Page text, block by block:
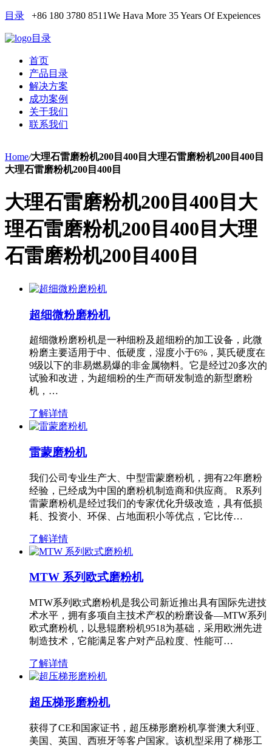
目录 +86 180 3780 8511We Hava More 35 Years Of Expeiences
目录
首页
产品目录
解决方案
成功案例
关于我们
联系我们
Home/大理石雷磨粉机200目400目大理石雷磨粉机200目400目
大理石雷磨粉机200目400目
大理石雷磨粉机200目400目大
理石雷磨粉机200目400目大理
石雷磨粉机200目400目
超细微粉磨粉机
超细微粉磨粉机是一种细粉及超细粉的加工设备，此微
粉磨主要适用于中、低硬度，湿度小于6%，莫氏硬度在
9级以下的非易燃易爆的非金属物料。它是经过20多次的
试验和改进，为超细粉的生产而研发制造的新型磨粉
机，…
了解详情
雷蒙磨粉机
我们公司专业生产大、中型雷蒙磨粉机，拥有22年磨粉
经验，已经成为中国的磨粉机制造商和供应商。 R系列
雷蒙磨粉机是经过我们的专家优化升级改造，具有低损
耗、投资小、环保、占地面积小等优点，它比传…
了解详情
MTW 系列欧式磨粉机
MTW系列欧式磨粉机是我公司新近推出具有国际先进技
术水平，拥有多项自主技术产权的粉磨设备—MTW系列
欧式磨粉机，以悬辊磨粉机9518为基础，采用欧洲先进
制造技术，它能满足客户对产品粒度、性能可…
了解详情
超压梯形磨粉机
获得了CE和国家证书，超压梯形磨粉机享誉澳大利亚、
美国、英国、西班牙等客户国家。该机型采用了梯形工